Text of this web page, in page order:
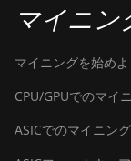
S21j XP
S9
マイニン
マイニングを始めよ
CPU/GPUでのマイ
ASICでのマイニング